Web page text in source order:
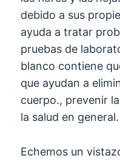
debido a sus
ayuda a tratar
pruebas de
blanco contiene
que ayudan a
cuerpo., prevenir
la salud en general.
Echemos un